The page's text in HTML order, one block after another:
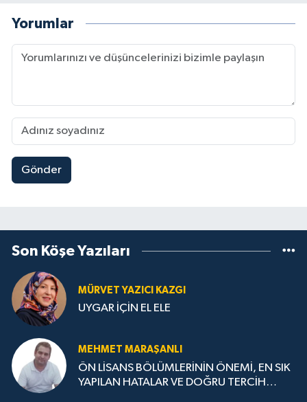
Yorumlar
Gönder
Son Köşe Yazıları
MÜRVET YAZICI KAZGI
UYGAR İÇİN EL ELE
MEHMET MARAŞANLI
ÖN LİSANS BÖLÜMLERİNİN ÖNEMİ, EN SIK
YAPILAN HATALAR VE DOĞRU TERCİH